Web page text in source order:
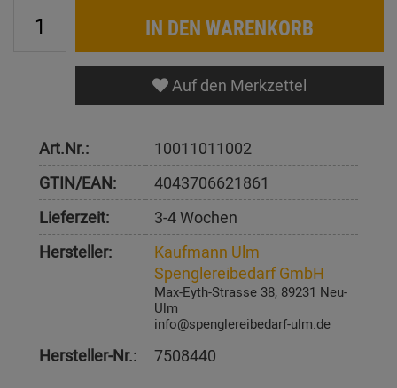
IN DEN WARENKORB
Auf den Merkzettel
Art.Nr.:
10011011002
GTIN/EAN:
4043706621861
Lieferzeit:
3-4 Wochen
Hersteller:
Kaufmann Ulm
Spenglereibedarf GmbH
Max-Eyth-Strasse 38, 89231 Neu-
Ulm
info@spenglereibedarf-ulm.de
Hersteller-Nr.: 7508440